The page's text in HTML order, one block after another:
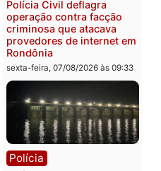
Polícia
Polícia Federal apreende
400 quilos de drogas e
prende motorista em RO
sexta-feira, 07/08/2026 às